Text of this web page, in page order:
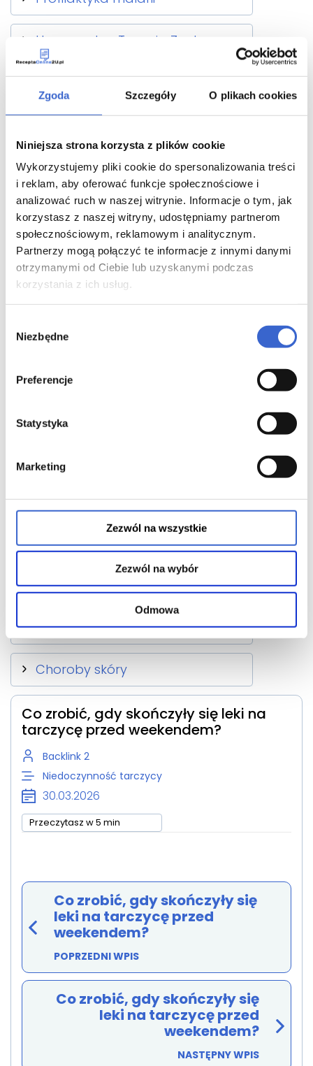
Zgoda Szczegóły O plikach cookies
Niniejsza strona korzysta z plików cookie
Wykorzystujemy pliki cookie do spersonalizowania treści
i reklam, aby oferować funkcje społecznościowe i
analizować ruch w naszej witrynie. Informacje o tym, jak
korzystasz z naszej witryny, udostępniamy partnerom
społecznościowym, reklamowym i analitycznym.
Partnerzy mogą połączyć te informacje z innymi danymi
otrzymanymi od Ciebie lub uzyskanymi podczas
korzystania z ich usług.
zgody
Niezbędne
Preferencje
Statystyka
Marketing
Zezwól na wszystkie
Zezwól na wybór
Odmowa
Hormonalna Terapia Zastępcza
Uzależnienie od nikotyny
Choroby narządów płciowych
Grzybica
Opryszczka wargowa
Nietrzymanie moczu
Regulacja cyklu miesięcznego
Anatomia kobiety
Anatomia mężczyzny
Diagnostyka
Cholesterol
Zapalenie spojówek
Zapalenie zatok
Depresja
Choroby skóry
Co zrobić, gdy skończyły się leki na
tarczycę przed weekendem?
Backlink 2
Niedoczynność tarczycy
30.03.2026
Przeczytasz w 5 min
Co zrobić, gdy skończyły się
leki na tarczycę przed
weekendem?
POPRZEDNI WPIS
Co zrobić, gdy skończyły się
leki na tarczycę przed
weekendem?
NASTĘPNY WPIS